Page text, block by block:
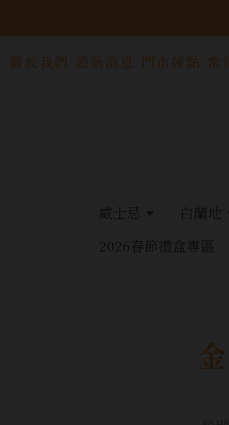
關於我們 最新消息 門市據點 常
威士忌 白蘭地
2026春節禮盒專區